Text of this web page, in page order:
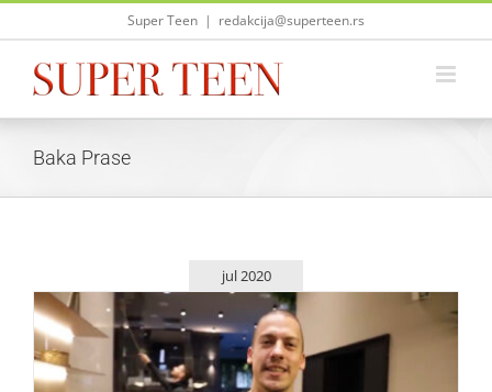
Skip
Super Teen | redakcija@superteen.rs
Baka Prase
jul 2020